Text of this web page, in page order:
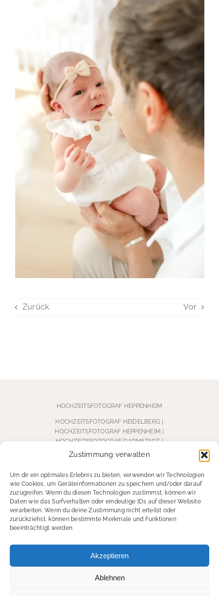
Zustimmung verwalten
Um dir ein optimales Erlebnis zu bieten, verwenden wir Technologien
wie Cookies, um Geräteinformationen zu speichern und/oder darauf
zuzugreifen. Wenn du diesen Technologien zustimmst, können wir
Daten wie das Surfverhalten oder eindeutige IDs auf dieser Website
verarbeiten. Wenn du deine Zustimmung nicht erteilst oder
zurückziehst, können bestimmte Merkmale und Funktionen
beeinträchtigt werden.
Akzeptieren
Ablehnen
Zurück Vor
KONTAKT
DATENSCHUTZERKLÄRUNG
HOCHZEITSFOTOGRAF HEPPENHEIM
HOCHZEITSFOTOGRAF HEIDELBERG |
HOCHZEITSFOTOGRAF HEPPENHEIM |
HOCHZEITSFOTOGRAF DARMSTADT |
HOCHZEITSFOTOGRAF WEINHEIM
HOCHZEITSFOTOGRAF BÜRSTADT